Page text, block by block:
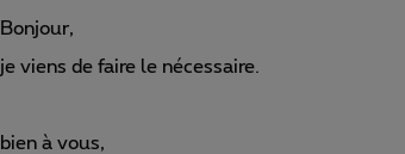
Bonjour,
je viens de faire le nécessaire.
bien à vous,